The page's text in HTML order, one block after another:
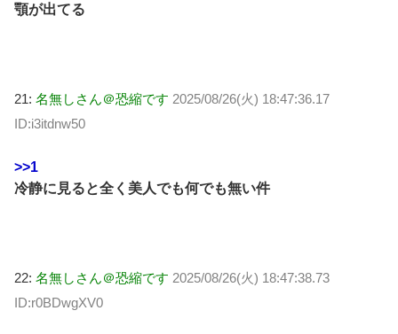
顎が出てる
21: 名無しさん＠恐縮です 2025/08/26(火) 18:47:36.17
ID:i3itdnw50
>>1
冷静に見ると全く美人でも何でも無い件
22: 名無しさん＠恐縮です 2025/08/26(火) 18:47:38.73
ID:r0BDwgXV0